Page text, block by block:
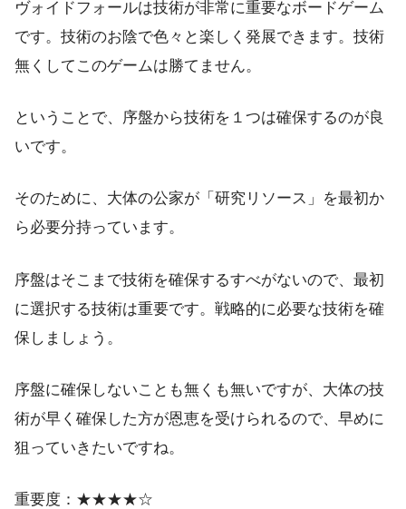
ヴォイドフォールは技術が非常に重要なボードゲーム
です。技術のお陰で色々と楽しく発展できます。技術
無くしてこのゲームは勝てません。
ということで、序盤から技術を１つは確保するのが良
いです。
そのために、大体の公家が「研究リソース」を最初か
ら必要分持っています。
序盤はそこまで技術を確保するすべがないので、最初
に選択する技術は重要です。戦略的に必要な技術を確
保しましょう。
序盤に確保しないことも無くも無いですが、大体の技
術が早く確保した方が恩恵を受けられるので、早めに
狙っていきたいですね。
重要度：★★★★☆